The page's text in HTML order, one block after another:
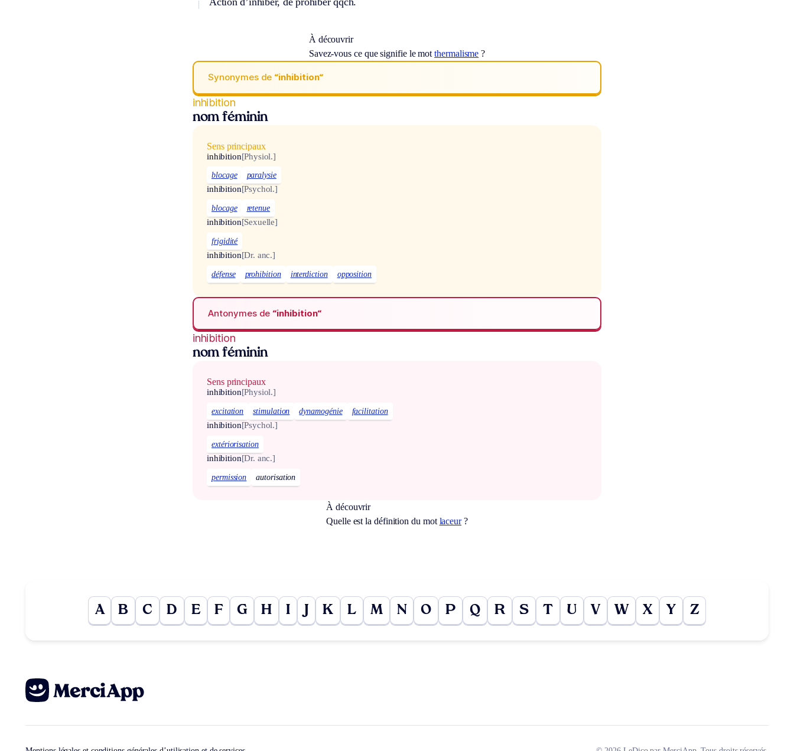
À découvrir
Savez-vous ce que signifie le motthermalisme ?
Synonymes de “inhibition“
inhibition
nom féminin
Sens principaux
inhibition[Physiol.]
blocage paralysie
inhibition[Psychol.]
blocage retenue
inhibition[Sexuelle]
frigidité
inhibition[Dr. anc.]
défense prohibition interdiction opposition
Antonymes de “inhibition“
inhibition
nom féminin
Sens principaux
inhibition[Physiol.]
excitation stimulation dynamogénie facilitation
inhibition[Psychol.]
extériorisation
inhibition[Dr. anc.]
permission autorisation
À découvrir
Quelle est la définition du mot laceur?
A B C D E F G H I K L M N O P Q R S T U V W X Y Z